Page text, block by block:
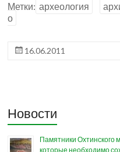
Метки: археология
о
16.06.2011
Новости
Памятники Охтинского
которые необходимо